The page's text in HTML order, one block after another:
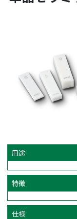
用途
特徴
仕様